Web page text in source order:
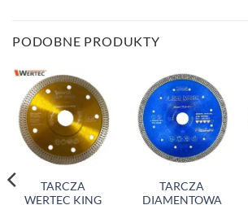
PODOBNE PRODUKTY
TARCZA
WERTEC KING
TARCZA
DIAMENTOWA